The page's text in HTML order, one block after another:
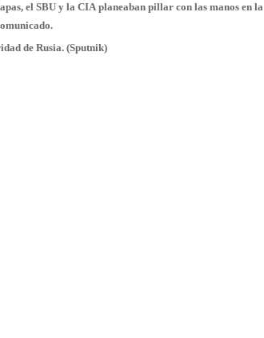
el SBU y la CIA planeaban pillar con las manos en la
de Rusia. (Sputnik)